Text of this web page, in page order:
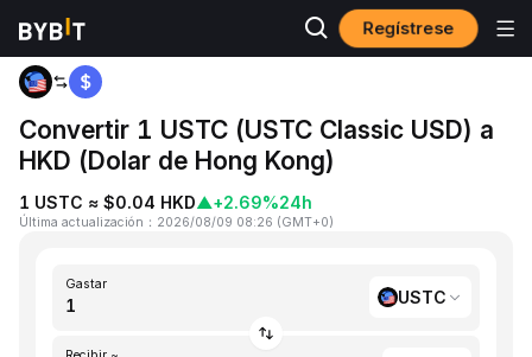
Regístrese
Inicio USTC to HKD
Convertir 1 USTC (USTC Classic USD) a
HKD (Dolar de Hong Kong)
1 USTC ≈ $0.04 HKD▲+2.69%24h
Última actualización ： 2026/08/09 08:26 (GMT+0)
Gastar
USTC